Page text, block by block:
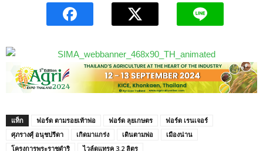
แท็ก ฟอร์ด ตามรอยเท้าพ่อ ฟอร์ด ลุยเกษตร
ฟอร์ด เรนเจอร์
ศุภรางศุ์ อนุชปรีดา
เกิดมาแกร่ง เดินตามพ่อ
เมืองน่าน
โครงการพระราชดำริ
ไวล์ดแทรค 3.2 ลิตร